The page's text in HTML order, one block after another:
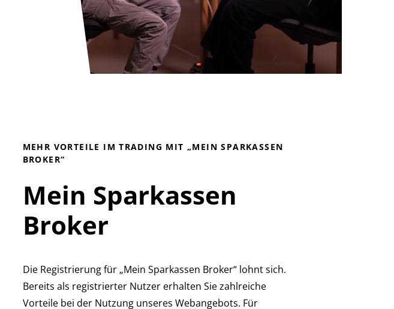
MEHR VORTEILE IM TRADING MIT „MEIN SPARKASSEN
BROKER“
Mein Sparkassen
Broker
Die Registrierung für „Mein Sparkassen Broker“ lohnt sich.
Bereits als registrierter Nutzer erhalten Sie zahlreiche
Vorteile bei der Nutzung unseres Webangebots. Für